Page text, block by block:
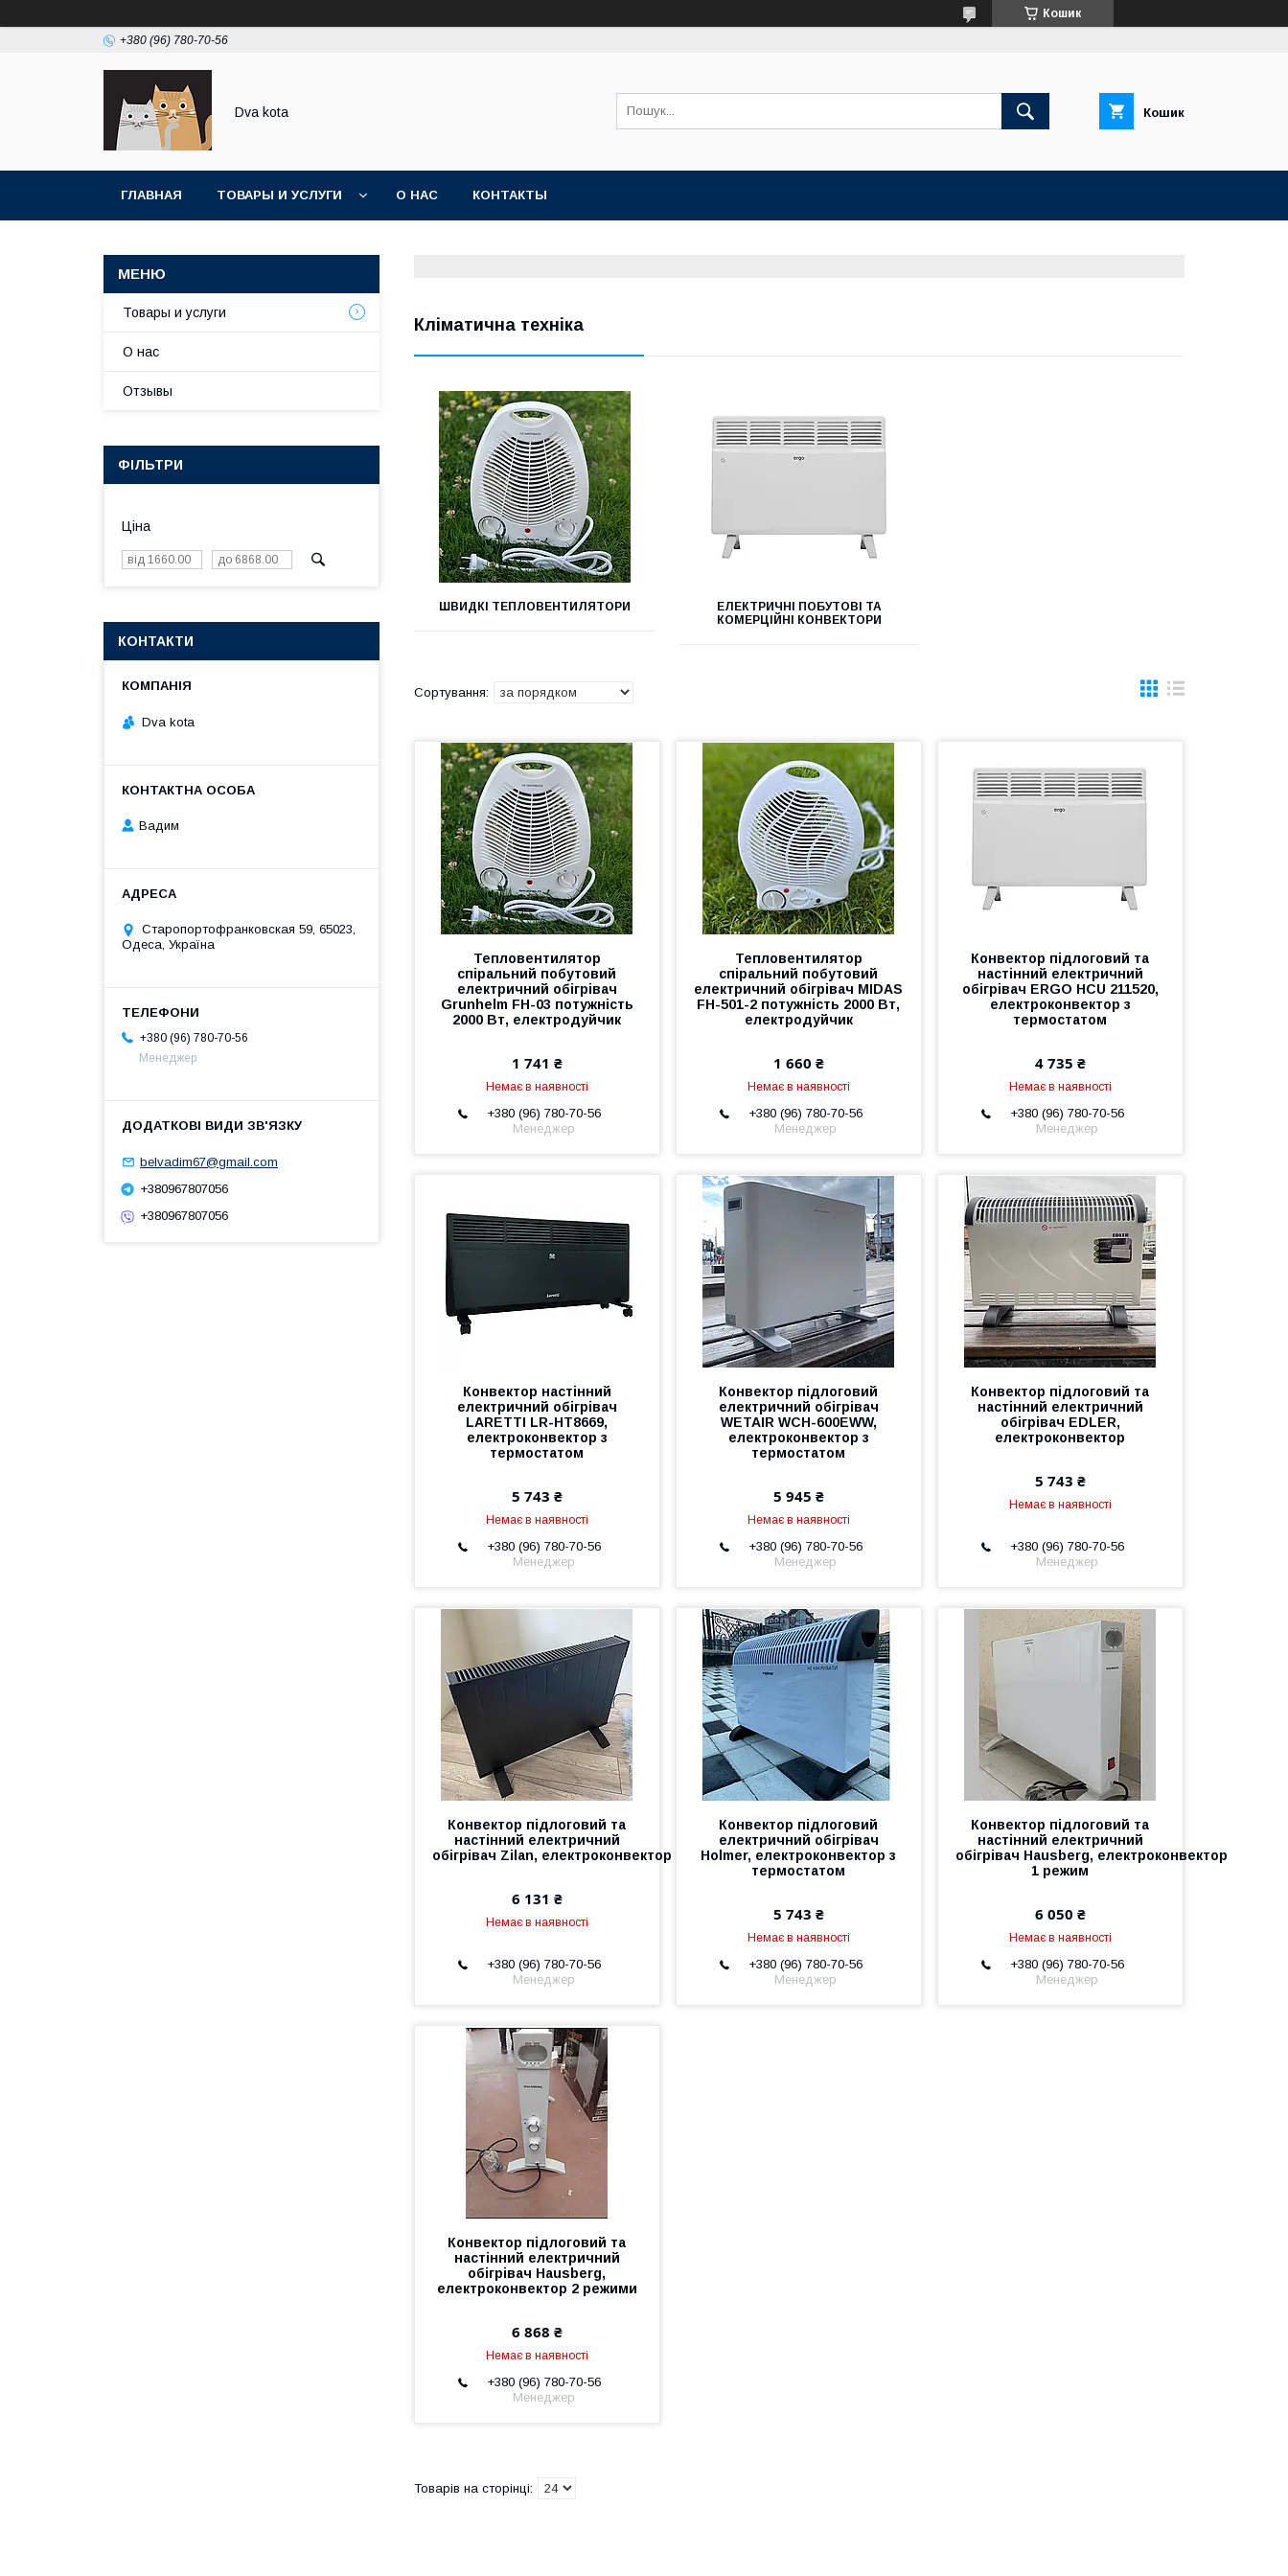
Кошик
+380 (96) 780-70-56
Dva kota Кошик
ГЛАВНАЯ ТОВАРЫ И УСЛУГИ О НАС КОНТАКТЫ
Кліматична техніка
ШВИДКІ ТЕПЛОВЕНТИЛЯТОРИ
ЕЛЕКТРИЧНІ ПОБУТОВІ ТА
КОМЕРЦІЙНІ КОНВЕКТОРИ
Тепловентилятор
спіральний побутовий
електричний обігрівач
Grunhelm FH-03 потужність
2000 Вт, електродуйчик
1 741 ₴
Немає в наявності
+380 (96) 780-70-56
Менеджер
Тепловентилятор
спіральний побутовий
електричний обігрівач MIDAS
FH-501-2 потужність 2000 Вт,
електродуйчик
1 660 ₴
Немає в наявності
+380 (96) 780-70-56
Менеджер
Конвектор підлоговий та
настінний електричний
обігрівач ERGO HCU 211520,
електроконвектор з
термостатом
4 735 ₴
Немає в наявності
+380 (96) 780-70-56
Менеджер
Конвектор настінний
електричний обігрівач
LARETTI LR-HT8669,
електроконвектор з
термостатом
5 743 ₴
Немає в наявності
+380 (96) 780-70-56
Менеджер
Конвектор підлоговий
електричний обігрівач
WETAIR WСH-600EWW,
електроконвектор з
термостатом
5 945 ₴
Немає в наявності
+380 (96) 780-70-56
Менеджер
Конвектор підлоговий та
настінний електричний
обігрівач EDLER,
електроконвектор
5 743 ₴
Немає в наявності
+380 (96) 780-70-56
Менеджер
Конвектор підлоговий та
настінний електричний
обігрівач Zilan, електроконвектор
6 131 ₴
Немає в наявності
+380 (96) 780-70-56
Менеджер
Конвектор підлоговий
електричний обігрівач
Holmer, електроконвектор з
термостатом
5 743 ₴
Немає в наявності
+380 (96) 780-70-56
Менеджер
Конвектор підлоговий та
настінний електричний
обігрівач Hausberg, електроконвектор
1 режим
6 050 ₴
Немає в наявності
+380 (96) 780-70-56
Менеджер
Конвектор підлоговий та
настінний електричний
обігрівач Hausberg,
електроконвектор 2 режими
6 868 ₴
Немає в наявності
+380 (96) 780-70-56
Менеджер
Товары и услуги
О нас
Отзывы
ФІЛЬТРИ
Ціна
КОНТАКТИ
Dva kota
Вадим
Старопортофранковская 59, 65023,
Одеса, Україна
+380 (96) 780-70-56
Менеджер
belvadim67@gmail.com
+380967807056
+380967807056